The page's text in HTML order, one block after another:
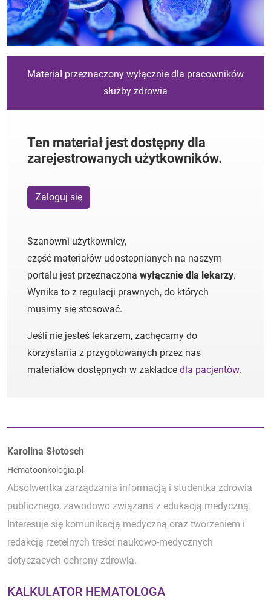
Materiał przeznaczony wyłącznie dla pracowników
służby zdrowia
Ten materiał jest dostępny dla
zarejestrowanych użytkowników.
Zaloguj się
Szanowni użytkownicy,
część materiałów udostępnianych na naszym
portalu jest przeznaczona wyłącznie dla lekarzy.
Wynika to z regulacji prawnych, do których
musimy się stosować.
Jeśli nie jesteś lekarzem, zachęcamy do
korzystania z przygotowanych przez nas
materiałów dostępnych w zakładce dla pacjentów.
Autorzy:
Karolina Słotosch
Hematoonkologia.pl
Absolwentka zarządzania informacją i studentka zdrowia
publicznego, zawodowo związana z edukacją medyczną.
Interesuje się komunikacją medyczną oraz tworzeniem i
redakcją rzetelnych treści naukowo-medycznych
dotyczących ochrony zdrowia.
KALKULATOR HEMATOLOGA